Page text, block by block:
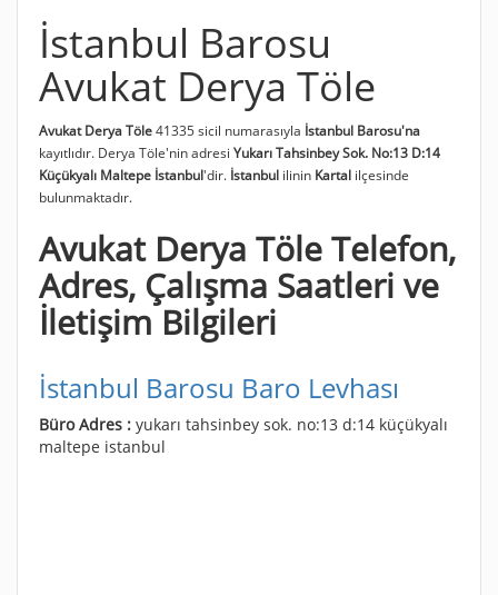
İstanbul Barosu
Avukat Derya Töle
Avukat Derya Töle41335 sicil numarasıyla İstanbul Barosu'na
kayıtlıdır. Derya Töle'nin adresi Yukarı Tahsinbey Sok. No:13 D:14
Küçükyalı Maltepe İstanbul'dir. İstanbul ilinin Kartal ilçesinde
bulunmaktadır.
Avukat Derya Töle Telefon,
Adres, Çalışma Saatleri ve
İletişim Bilgileri
İstanbul Barosu Baro Levhası
Büro Adres : yukarı tahsinbey sok. no:13 d:14 küçükyalı
maltepe istanbul